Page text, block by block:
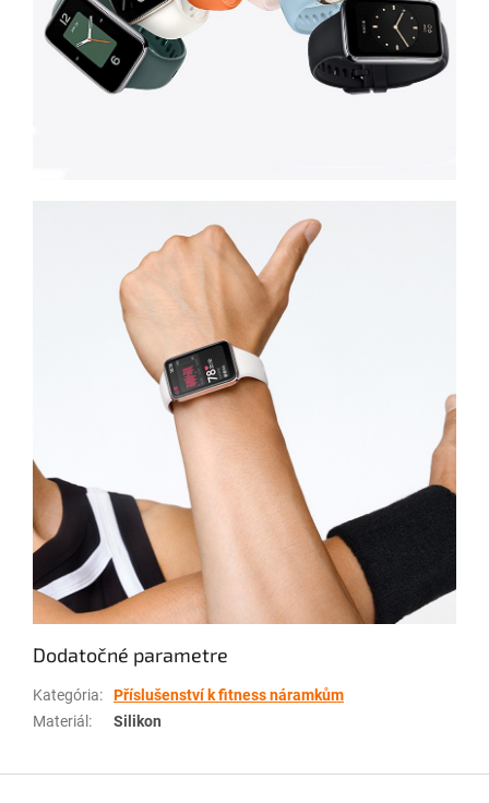
Dodatočné parametre
Kategória:
Příslušenství k fitness náramkům
Materiál : Silikon